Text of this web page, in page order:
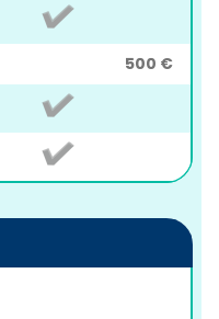
500 €